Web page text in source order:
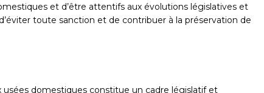
et d’être attentifs aux évolutions législatives et
toute sanction et de contribuer à la préservation de
usées domestiques constitue un cadre législatif et